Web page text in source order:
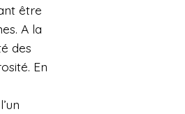
être
A la
des
En